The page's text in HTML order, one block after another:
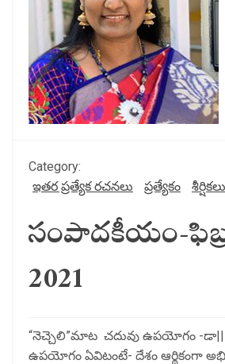
Category:
ఇతర ప్రత్యేక రచనలు
ప్రత్యేకం శీర్షికలు
సంపాదకీయం-
2021
“నెచ్చెలి”మాట చదువు ఉపయోగం -డా||
ఉపయోగం ఏవిటంటే- దేశం ఆర్థికంగా